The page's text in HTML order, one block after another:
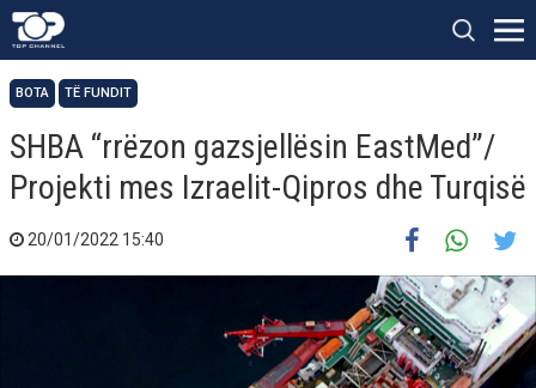
BOTA TË FUNDIT
SHBA “rrëzon gazsjellësin EastMed”/
Projekti mes Izraelit-Qipros dhe Turqisë
20/01/2022 15:40